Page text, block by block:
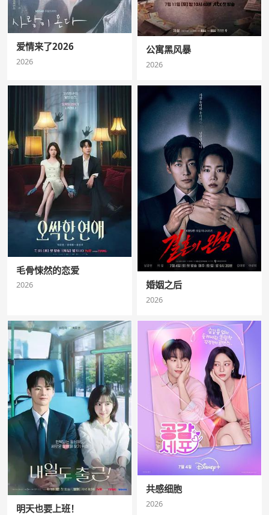
爱情来了2026
2026
公寓黑风暴
2026
毛骨悚然的恋爱
2026 婚姻之后
2026
明天也要上班！
共感细胞
2026